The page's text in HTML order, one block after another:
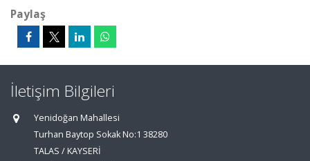
Paylaş
İletişim Bilgileri
Yenidoğan Mahallesi
Turhan Baytop Sokak No:1 38280
TALAS / KAYSERİ